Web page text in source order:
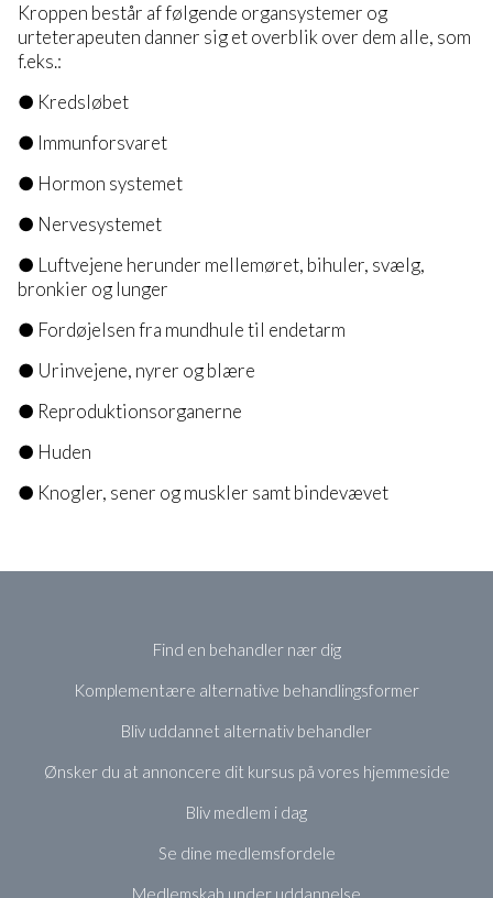
Kroppen består af følgende organsystemer og
urteterapeuten danner sig et overblik over dem alle, som
f.eks.:
● Kredsløbet
● Immunforsvaret
● Hormon systemet
● Nervesystemet
● Luftvejene herunder mellemøret, bihuler, svælg,
bronkier og lunger
● Fordøjelsen fra mundhule til endetarm
● Urinvejene, nyrer og blære
● Reproduktionsorganerne
● Huden
● Knogler, sener og muskler samt bindevævet
Find en behandler nær dig
Komplementære alternative behandlingsformer
Bliv uddannet alternativ behandler
Ønsker du at annoncere dit kursus på vores hjemmeside
Bliv medlem i dag
Se dine medlemsfordele
Medlemskab under uddannelse